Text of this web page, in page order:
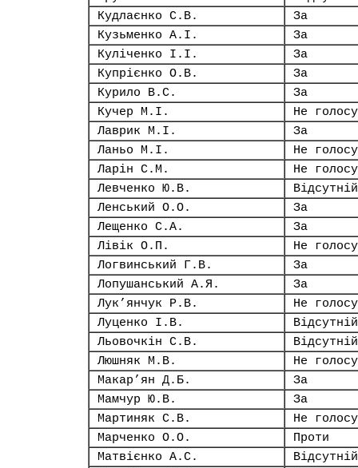
Кудлаєнко С.В.
За
Кузьменко А.І.
За
Куліченко І.І.
За
Купрієнко О.В.
За
Курило В.С.
За
Кучер М.І.
Не
Лаврик М.І.
За
Ланьо М.І.
Не
Ларін С.М.
Не
Левченко Ю.В.
Відсутній
Ленський О.О.
За
Лещенко С.А.
За
Лівік О.П.
Не
Логвинський Г.В.
За
Лопушанський А.Я.
За
Лук’янчук Р.В.
Не
Луценко І.В.
Відсутній
Льовочкін С.В.
Відсутній
Люшняк М.В.
Не
Макар’ян Д.Б.
За
Мамчур Ю.В.
За
Мартиняк С.В.
Не
Марченко О.О.
Проти
Матвієнко А.С.
Відсутній